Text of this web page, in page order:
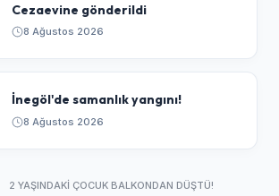
Cezaevine gönderildi
8 Ağustos 2026
İnegöl'de samanlık yangını!
8 Ağustos 2026
2 YAŞINDAKI ÇOCUK BALKONDAN DÜŞTÜ!